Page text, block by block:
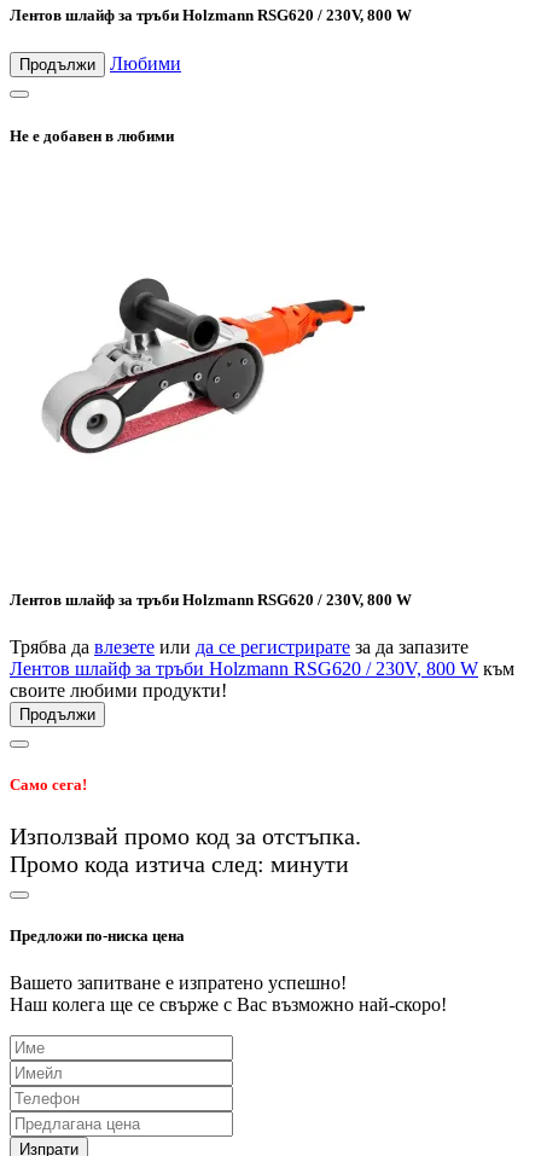
Лентов шлайф за тръби Holzmann RSG620 / 230V, 800 W
Продължи Любими
Не е добавен в любими
Лентов шлайф за тръби Holzmann RSG620 / 230V, 800 W
Трябва да влезете или да се регистрирате за да запазите
Лентов шлайф за тръби Holzmann RSG620 / 230V, 800 W към
своите любими продукти!
Продължи
Само сега!
Използвай промо код за отстъпка.
Промо кода изтича след: минути
Предложи по-ниска цена
Вашето запитване е изпратено успешно!
Наш колега ще се свърже с Вас възможно най-скоро!
Изпрати